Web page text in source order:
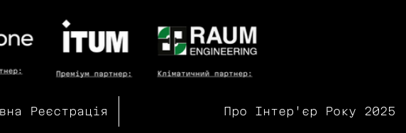
Реєстрація Про Інтер'єр Року 2025